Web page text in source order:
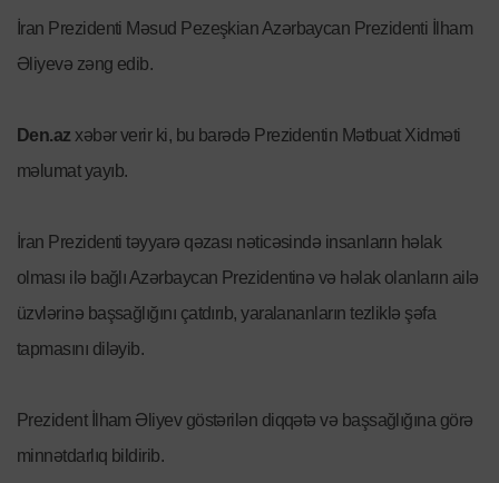
İran Prezidenti Məsud Pezeşkian Azərbaycan Prezidenti İlham
Əliyevə zəng edib.
Den.az xəbər verir ki, bu barədə Prezidentin Mətbuat Xidməti
məlumat yayıb.
İran Prezidenti təyyarə qəzası nəticəsində insanların həlak
olması ilə bağlı Azərbaycan Prezidentinə və həlak olanların ailə
üzvlərinə başsağlığını çatdırıb, yaralananların tezliklə şəfa
tapmasını diləyib.
Prezident İlham Əliyev göstərilən diqqətə və başsağlığına görə
minnətdarlıq bildirib.